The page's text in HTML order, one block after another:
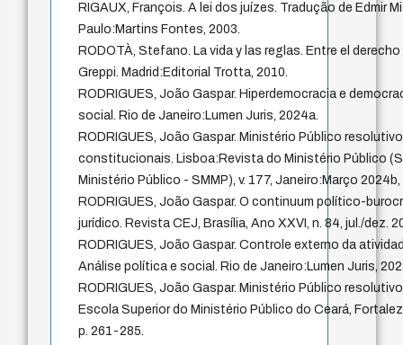
RIGAUX, François. A lei dos juízes. Tradução de Edmir
Paulo:Martins Fontes, 2003.
RODOTÀ, Stefano. La vida y las reglas. Entre el
Greppi. Madrid:Editorial Trotta, 2010.
RODRIGUES, João Gaspar. Hiperdemocracia e
social. Rio de Janeiro:Lumen Juris, 2024a.
RODRIGUES, João Gaspar. Ministério Público
constitucionais. Lisboa:Revista do Ministério Público
Ministério Público - SMMP), v. 177, Janeiro:Março
RODRIGUES, João Gaspar. O continuum político-
jurídico. Revista CEJ, Brasília, Ano XXVI, n. 84, jul./dez.
RODRIGUES, João Gaspar. Controle externo da
Análise política e social. Rio de Janeiro:Lumen Juris,
RODRIGUES, João Gaspar. Ministério Público
Escola Superior do Ministério Público do Ceará,
p. 261-285.